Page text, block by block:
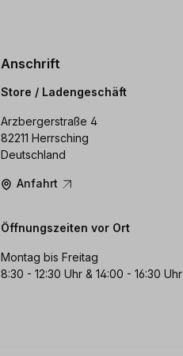
Anschrift
Store / Ladengeschäft
Arzbergerstraße 4
82211 Herrsching
Deutschland
Anfahrt
Öffnungszeiten vor Ort
Montag bis Freitag
8:30 - 12:30 Uhr & 14:00 - 16:30 Uhr